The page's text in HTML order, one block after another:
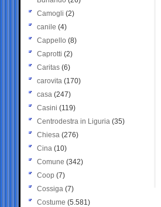
Camogli (2)
canile (4)
Cappello (8)
Caprotti (2)
Caritas (6)
carovita (170)
casa (247)
Casini (119)
Centrodestra in Liguria (35)
Chiesa (276)
Cina (10)
Comune (342)
Coop (7)
Cossiga (7)
Costume (5.581)